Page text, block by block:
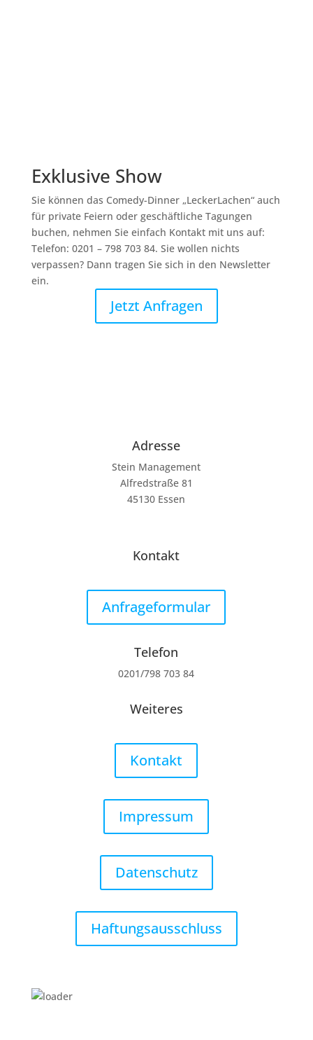
Exklusive Show
Sie können das Comedy-Dinner „LeckerLachen“ auch
für private Feiern oder geschäftliche Tagungen
buchen, nehmen Sie einfach Kontakt mit uns auf:
Telefon: 0201 – 798 703 84. Sie wollen nichts
verpassen? Dann tragen Sie sich in den Newsletter
ein.
Jetzt Anfragen
Adresse
Stein Management
Alfredstraße 81
45130 Essen
Kontakt
Anfrageformular
Telefon
0201/798 703 84
Weiteres
Kontakt
Impressum
Datenschutz
Haftungsausschluss